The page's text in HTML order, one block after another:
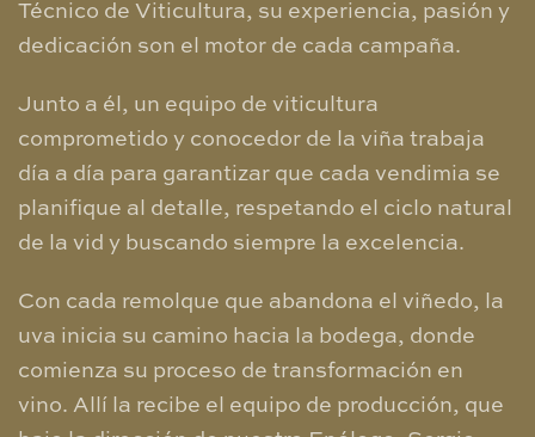
Técnico de Viticultura, su experiencia, pasión y
dedicación son el motor de cada campaña.
Junto a él, un equipo de viticultura
comprometido y conocedor de la viña trabaja
día a día para garantizar que cada vendimia se
planifique al detalle, respetando el ciclo natural
de la vid y buscando siempre la excelencia.
Con cada remolque que abandona el viñedo, la
uva inicia su camino hacia la bodega, donde
comienza su proceso de transformación en
vino. Allí la recibe el equipo de producción, que